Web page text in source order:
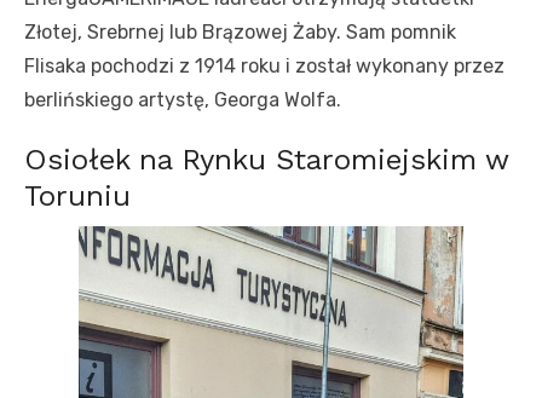
Złotej, Srebrnej lub Brązowej Żaby. Sam pomnik
Flisaka pochodzi z 1914 roku i został wykonany przez
berlińskiego artystę, Georga Wolfa.
Osiołek na Rynku Staromiejskim w
Toruniu